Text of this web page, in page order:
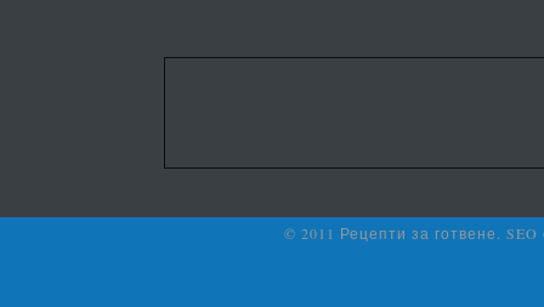
© 2011 Рецепти за готвене.